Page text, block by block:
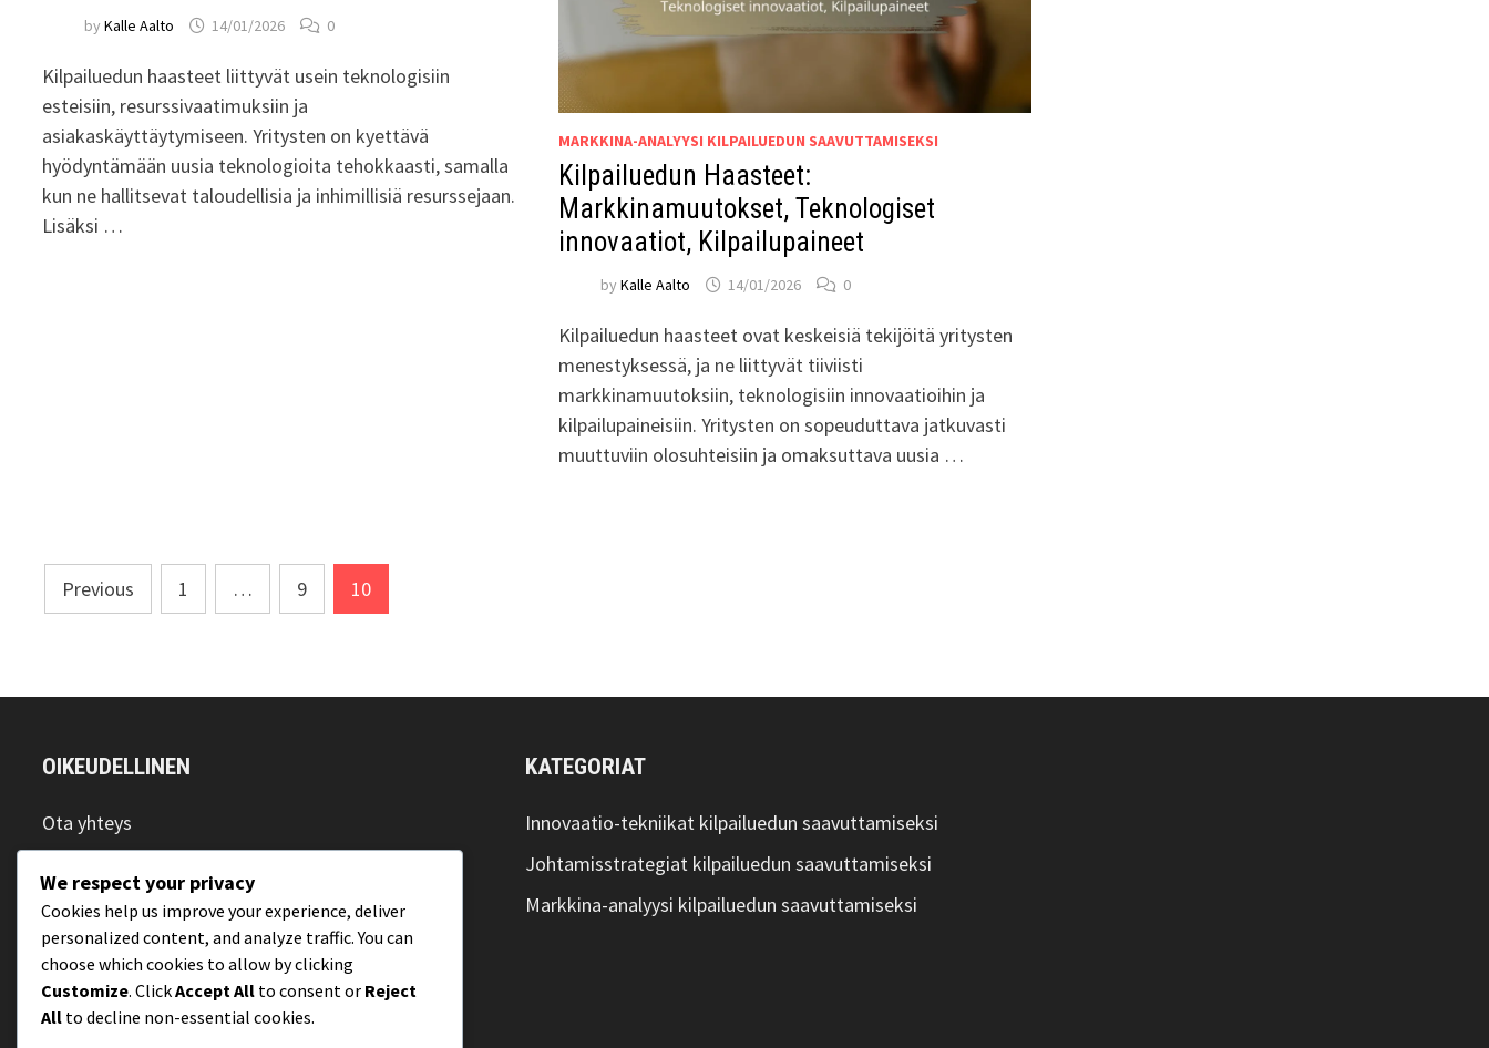
byKalle Aalto 14/01/2026 0
Kilpailuedun haasteet liittyvät usein teknologisiin
esteisiin, resurssivaatimuksiin ja
asiakaskäyttäytymiseen. Yritysten on kyettävä
hyödyntämään uusia teknologioita tehokkaasti, samalla
kun ne hallitsevat taloudellisia ja inhimillisiä resurssejaan.
Lisäksi …
MARKKINA-ANALYYSI KILPAILUEDUN SAAVUTTAMISEKSI
Kilpailuedun Haasteet:
Markkinamuutokset, Teknologiset
innovaatiot, Kilpailupaineet
by Kalle Aalto 14/01/2026 0
Kilpailuedun haasteet ovat keskeisiä tekijöitä yritysten
menestyksessä, ja ne liittyvät tiiviisti
markkinamuutoksiin, teknologisiin innovaatioihin ja
kilpailupaineisiin. Yritysten on sopeuduttava jatkuvasti
muuttuviin olosuhteisiin ja omaksuttava uusia …
Posts
pagination
Previous 1 … 9 10
OIKEUDELLINEN
Ota yhteys
Tietosuojapolitiikka
Tietoja
Evästeasetukset
KATEGORIAT
Innovaatio-tekniikat kilpailuedun saavuttamiseksi
Johtamisstrategiat kilpailuedun saavuttamiseksi
Markkina-analyysi kilpailuedun saavuttamiseksi
We respect your privacy
Cookies help us improve your experience, deliver
personalized content, and analyze traffic. You can
choose which cookies to allow by clicking
Customize. ClickAccept All to consent or Reject
All to decline non-essential cookies.